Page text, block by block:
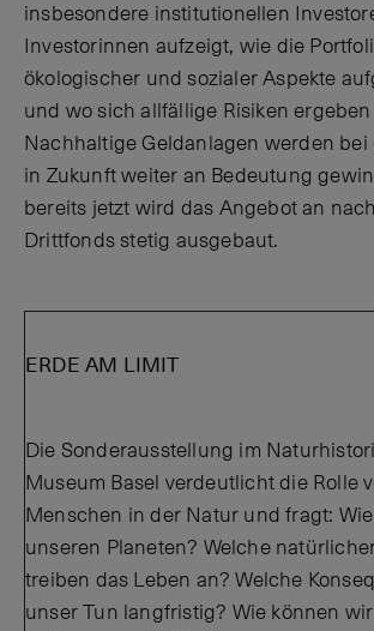
insbesondere institutionellen
Investorinnen aufzeigt, wie die
ökologischer und sozialer Aspekte
und wo sich allfällige Risiken
Nachhaltige Geldanlagen werden bei
in Zukunft weiter an Bedeutung
bereits jetzt wird das Angebot an
Drittfonds stetig ausgebaut.
ERDE AM LIMIT
Die Sonderausstellung im
Museum Basel verdeutlicht die Rolle
Menschen in der Natur und fragt:
unseren Planeten? Welche
treiben das Leben an? Welche
unser Tun langfristig? Wie können